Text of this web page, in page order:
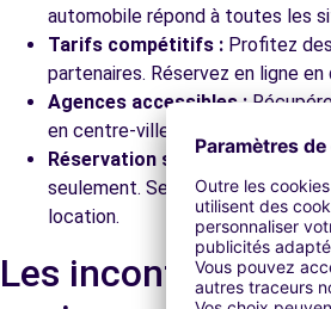
automobile répond à toutes les
Tarifs compétitifs : Profitez
partenaires. Réservez en ligne
Agences accessibles :
en centre-ville, en gare ou près
Réservation simplifiée :Notre
seulement. Service client
location.
Les